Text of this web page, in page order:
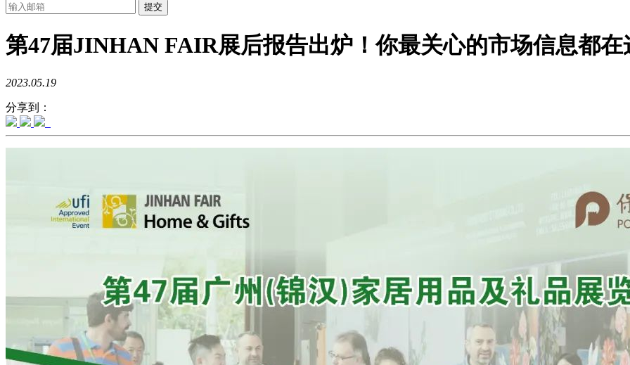
第47届JINHAN FAIR展后报告出炉！你最关心的市场信息都在
2023.05.19
分享到：